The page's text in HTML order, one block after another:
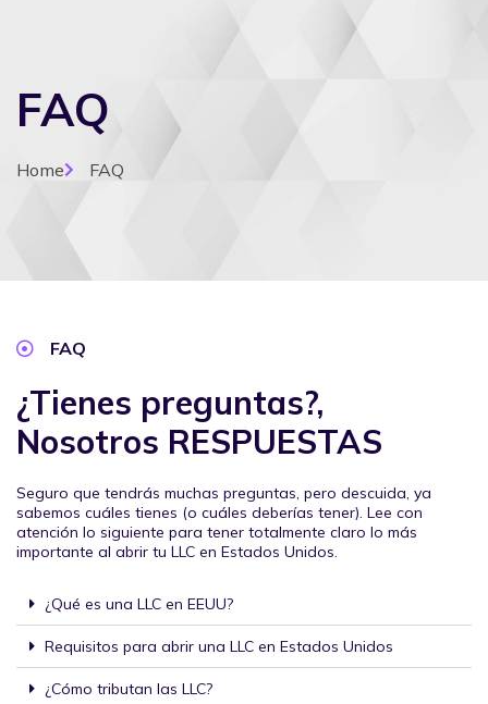
FAQ
Home FAQ
FAQ
¿Tienes preguntas?,
Nosotros RESPUESTAS
Seguro que tendrás muchas preguntas, pero descuida, ya
sabemos cuáles tienes (o cuáles deberías tener). Lee con
atención lo siguiente para tener totalmente claro lo más
importante al abrir tu LLC en Estados Unidos.
¿Qué es una LLC en EEUU?
Requisitos para abrir una LLC en Estados Unidos
¿Cómo tributan las LLC?